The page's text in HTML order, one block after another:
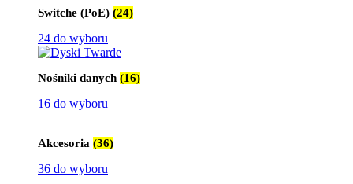
Switche (PoE) (24)
24 do wyboru
Nośniki danych (16)
16 do wyboru
Akcesoria (36)
36 do wyboru